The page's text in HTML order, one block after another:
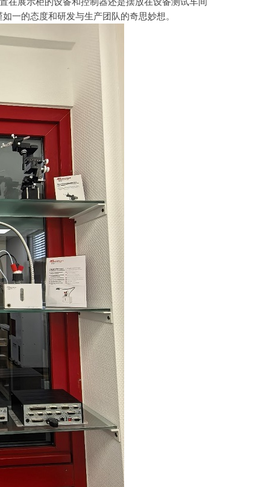
一的态度和研发与生产团队的奇思妙想。